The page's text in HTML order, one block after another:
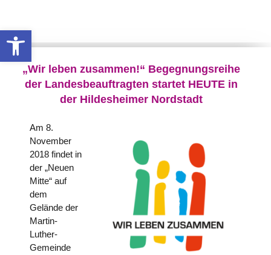
Werkzeugleiste öffnen
„Wir leben zusammen!“ Begegnungsreihe
der Landesbeauftragten startet HEUTE in
der Hildesheimer Nordstadt
Am 8.
November
2018 findet in
der „Neuen
Mitte“ auf
dem
Gelände der
Martin-
Luther-
Gemeinde